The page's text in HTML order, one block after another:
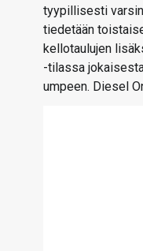
tyypillisesti
tiedetään
kellotaulujen
-tilassa
umpeen. Diesel